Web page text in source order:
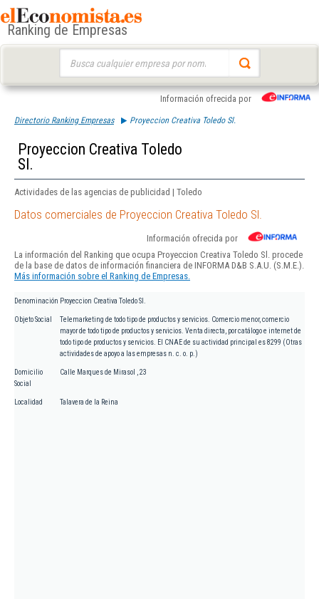
Ranking de Empresas
Información ofrecida por
Directorio Ranking Empresas Proyeccion Creativa Toledo Sl.
Proyeccion Creativa Toledo
Sl.
Actividades de las agencias de publicidad | Toledo
Datos comerciales de Proyeccion Creativa Toledo Sl.
Información ofrecida por
La información del Ranking que ocupa Proyeccion Creativa Toledo Sl. procede
de la base de datos de información financiera de INFORMA D&B S.A.U. (S.M.E.).
Más información sobre el Ranking de Empresas.
Denominación Proyeccion Creativa Toledo Sl.
Objeto Social
Telemarketing de todo tipo de productos y servicios. Comercio menor, comercio
mayor de todo tipo de productos y servicios. Venta directa, por catálogo e internet de
todo tipo de productos y servicios. El CNAE de su actividad principal es 8299 (Otras
actividades de apoyo a las empresas n. c. o. p.)
Domicilio
Social
Calle Marques de Mirasol , 23
Localidad Talavera de la Reina